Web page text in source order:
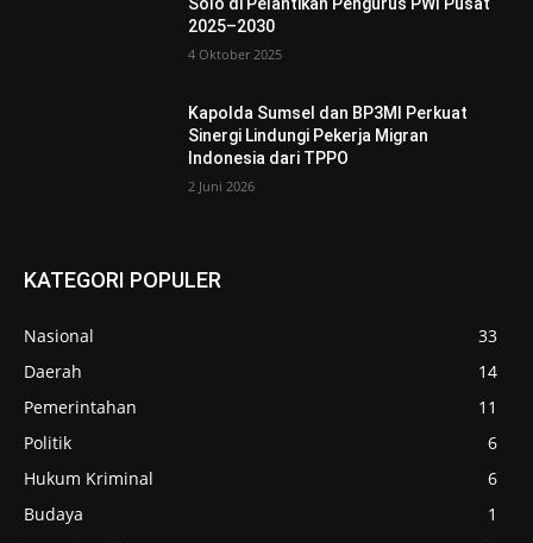
2025–2030
4 Oktober 2025
Kapolda Sumsel dan BP3MI Perkuat
Sinergi Lindungi Pekerja Migran
Indonesia dari TPPO
2 Juni 2026
KATEGORI POPULER
Nasional
33
Daerah
14
Pemerintahan
11
Politik
6
Hukum Kriminal
6
Budaya
1